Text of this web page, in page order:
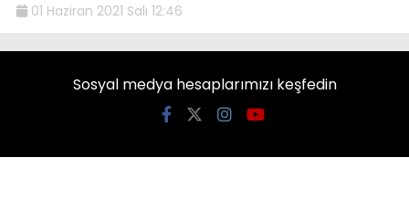
01 Haziran 2021 Salı 12:46
Sosyal medya hesaplarımızı keşfedin